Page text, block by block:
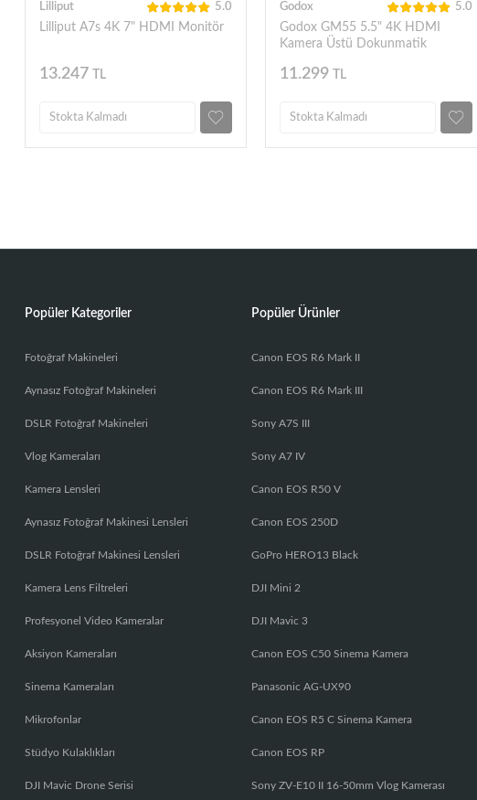
Lilliput 5.0
Lilliput A7s 4K 7" HDMI Monitör
13.247 TL
Stokta Kalmadı
Godox 5.0
Godox GM55 5.5" 4K HDMI
Kamera Üstü Dokunmatik
11.299 TL
Stokta Kalmadı
Popüler Kategoriler
Fotoğraf Makineleri
Aynasız Fotoğraf Makineleri
DSLR Fotoğraf Makineleri
Vlog Kameraları
Kamera Lensleri
Aynasız Fotoğraf Makinesi Lensleri
DSLR Fotoğraf Makinesi Lensleri
Kamera Lens Filtreleri
Profesyonel Video Kameralar
Aksiyon Kameraları
Sinema Kameraları
Mikrofonlar
Stüdyo Kulaklıkları
DJI Mavic Drone Serisi
Popüler Ürünler
Canon EOS R6 Mark II
Canon EOS R6 Mark III
Sony A7S III
Sony A7 IV
Canon EOS R50 V
Canon EOS 250D
GoPro HERO13 Black
DJI Mini 2
DJI Mavic 3
Canon EOS C50 Sinema Kamera
Panasonic AG-UX90
Canon EOS R5 C Sinema Kamera
Canon EOS RP
Sony ZV-E10 II 16-50mm Vlog Kamerası